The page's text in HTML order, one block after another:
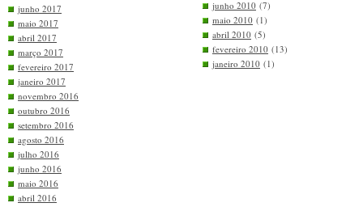
junho 2017
maio 2017
abril 2017
março 2017
fevereiro 2017
janeiro 2017
novembro 2016
outubro 2016
setembro 2016
agosto 2016
julho 2016
junho 2016
maio 2016
abril 2016
junho 2010 (7)
maio 2010 (1)
abril 2010 (5)
fevereiro 2010 (13)
janeiro 2010 (1)